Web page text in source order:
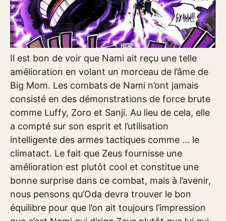
Il est bon de voir que Nami ait reçu une telle
amélioration en volant un morceau de l’âme de
Big Mom. Les combats de Nami n’ont jamais
consisté en des démonstrations de force brute
comme Luffy, Zoro et Sanji. Au lieu de cela, elle
a compté sur son esprit et l’utilisation
intelligente des armes tactiques comme … le
climatact. Le fait que Zeus fournisse une
amélioration est plutôt cool et constitue une
bonne surprise dans ce combat, mais à l’avenir,
nous pensons qu’Oda devra trouver le bon
équilibre pour que l’on ait toujours l’impression